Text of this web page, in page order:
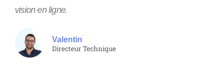
vision en ligne.
Valentin
Directeur Technique